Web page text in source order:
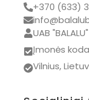
+370 (633)
UAB "BALALU"
Įmonės
Vilnius,